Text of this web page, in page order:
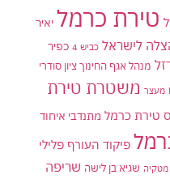
טירת כרמל יאיר
לישראל כביש 4
כפיר
מנהל אגף החינוך ציון סודרי
מעצר משטרת טירת
טירת כרמל מתנדבי איחוד
פיקוד העורף פלילי
שגיא בן לישה שריפה